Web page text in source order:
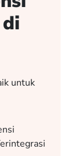
untuk